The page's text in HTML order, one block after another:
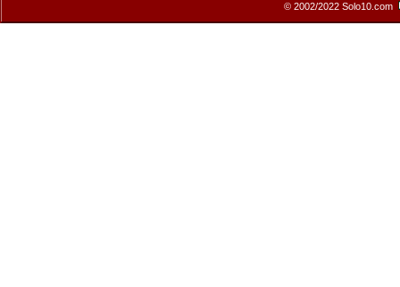
© 2002/2022 Solo10.com